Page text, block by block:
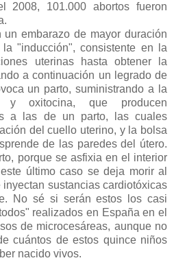
2008, 101.000 abortos fueron
embarazo de mayor duración
"inducción", consistente en la
uterinas hasta obtener la
a continuación un legrado de
un parto, suministrando a la
y oxitocina, que producen
a las de un parto, las cuales
del cuello uterino, y la bolsa
de las paredes del útero.
porque se asfixia en el interior
último caso se deja morir al
sustancias cardiotóxicas
No sé si serán estos los casi
realizados en España en el
de microcesáreas, aunque no
cuántos de estos quince niños
nacido vivos.